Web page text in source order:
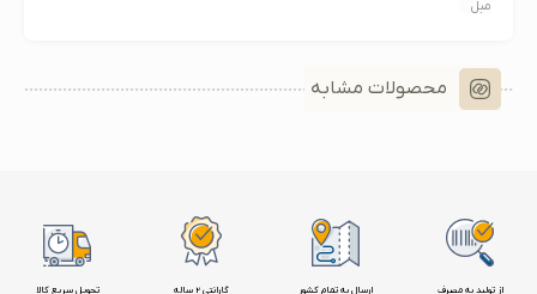
مبل
محصولات مشابه
تحویل سریع کالا گارانتی 2 ساله ارسال به تمام کشور از تولید به مصرف